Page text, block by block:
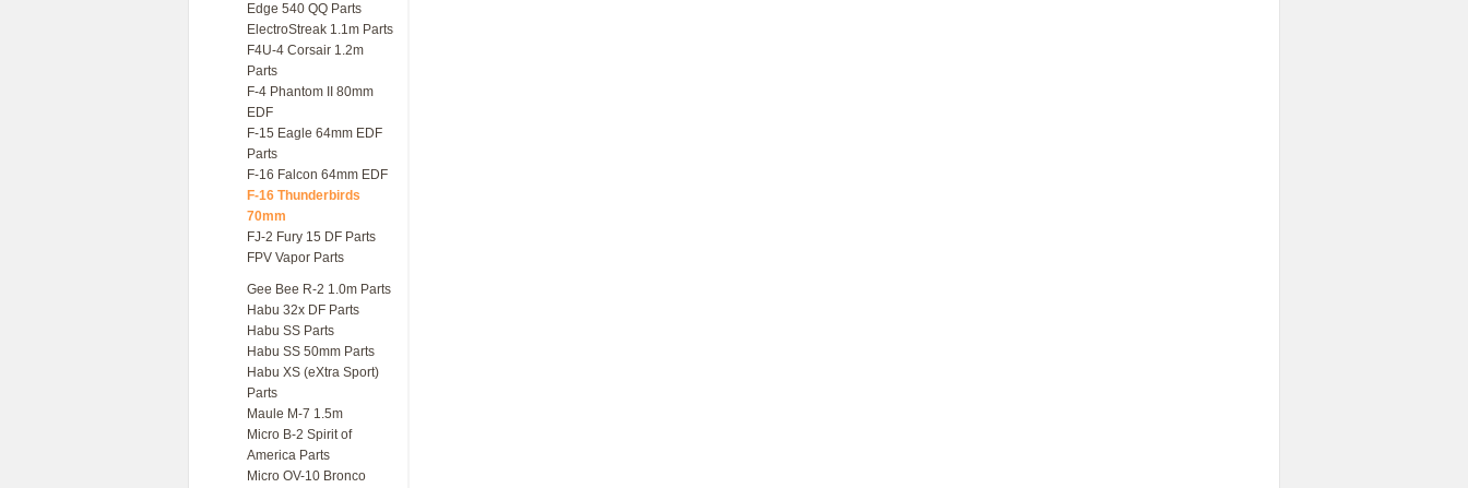
Edge 540 QQ Parts
ElectroStreak 1.1m Parts
F4U-4 Corsair 1.2m
Parts
F-4 Phantom II 80mm
EDF
F-15 Eagle 64mm EDF
Parts
F-16 Falcon 64mm EDF
F-16 Thunderbirds
70mm
FJ-2 Fury 15 DF Parts
FPV Vapor Parts
Gee Bee R-2 1.0m Parts
Habu 32x DF Parts
Habu SS Parts
Habu SS 50mm Parts
Habu XS (eXtra Sport)
Parts
Maule M-7 1.5m
Micro B-2 Spirit of
America Parts
Micro OV-10 Bronco